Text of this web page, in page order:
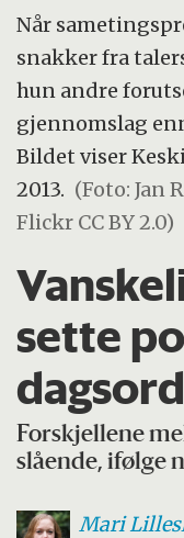
Når
snakker fra
hun andre
gjennomslag
Bildet viser
2013. (Foto: Jan
Flickr CC BY 2.0)
sette
Forskjellene
slående, ifølge
Mari